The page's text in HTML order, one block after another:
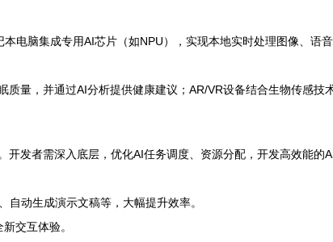
电脑集成专用AI芯片（如NPU），实现本地实时处理图像、语
量，并通过AI分析提供健康建议；AR/VR设备结合生物传感技
发者需深入底层，优化AI任务调度、资源分配，开发高效能的
自动生成演示文稿等，大幅提升效率。
交互体验。